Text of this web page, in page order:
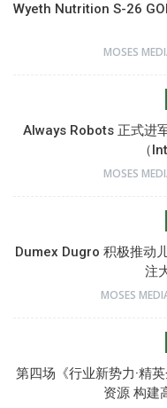
Wyeth Nutrition S-26
MOSES
Always Robots 正式进
（
MOSES
Dumex Dugro 积极推动
注
MOSES
第四场《行业新势力·精
资源 构建